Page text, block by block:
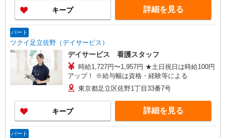
キープ 詳細を見る
パート
ツクイ足立佐野（デイサービス）
デイサービス 看護スタッフ
時給1,727円〜1,957円 ★土日祝日は時給100円
アップ！ ※給与幅は資格・経験等による
東京都足立区佐野1丁目33番7号
キープ 詳細を見る
パート